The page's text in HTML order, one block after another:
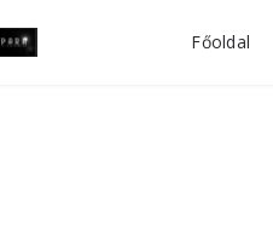
Főoldal